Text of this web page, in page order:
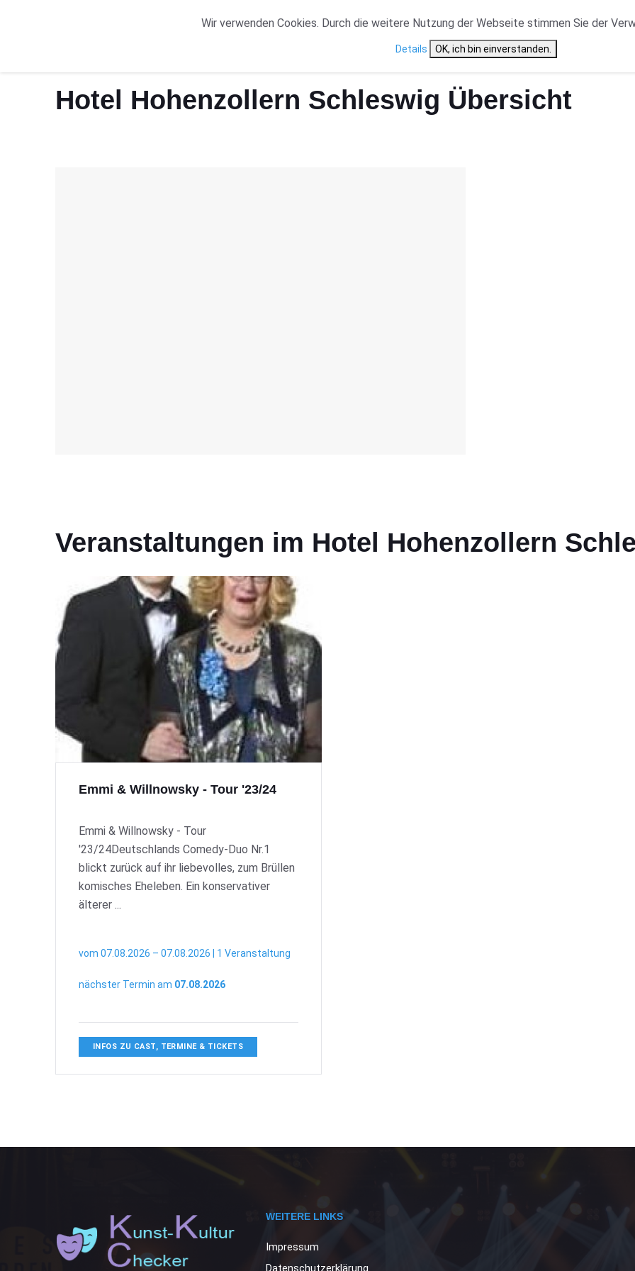
START ORTE VERANSTALTUNGSTYP NEWS CAST ÜBERSICHT
Hotel Hohenzollern Schleswig Übersicht
Veranstaltungen im Hotel Hohenzollern
Emmi & Willnowsky - Tour '23/24
Emmi & Willnowsky - Tour
'23/24Deutschlands Comedy-Duo Nr.1
blickt zurück auf ihr liebevolles, zum Brüllen
komisches Eheleben. Ein konservativer
älterer ...
vom 07.08.2026 – 07.08.2026 | 1 Veranstaltung
nächster Termin am 07.08.2026
INFOS ZU CAST, TERMINE & TICKETS
WEITERE LINKS
Impressum
Wir verwenden Cookies. Durch die weitere Nutzung der Webseite stimmen Sie der
Details OK, ich bin einverstanden.